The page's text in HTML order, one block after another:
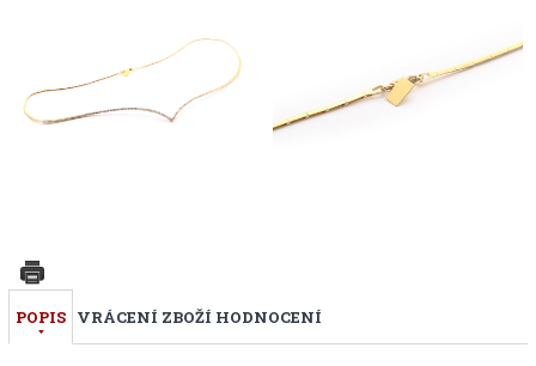
POPIS VRÁCENÍ ZBOŽÍ HODNOCENÍ